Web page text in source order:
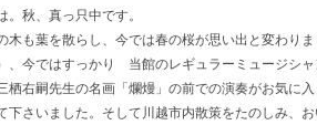
。秋、真っ只中です。
木も葉を散らし、今では春の桜が思い出と変わりま
、今ではすっかり 当館のレギュラーミュージシ
右嗣先生の名画「爛熳」の前での演奏がお気に
下さいました。そして川越市内散策をたのしみ、